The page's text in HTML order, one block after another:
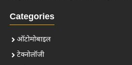
Categories
ऑटोमोबाइल
टेक्नोलॉजी